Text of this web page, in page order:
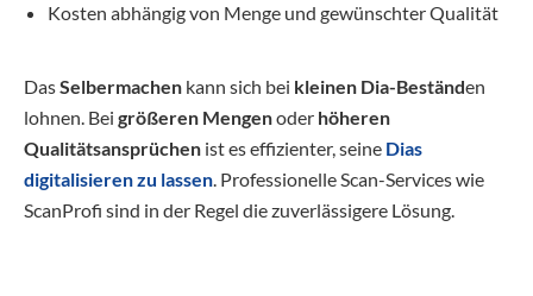
Kosten abhängig von Menge und gewünschter Qualität
DasSelbermachen kann sich bei kleinen Dia-Beständen
lohnen. Bei größeren Mengenoder höheren
Qualitätsansprüchen ist es effizienter, seine Dias
digitalisieren zu lassen. Professionelle Scan-Services wie
ScanProfi sind in der Regel die zuverlässigere Lösung.